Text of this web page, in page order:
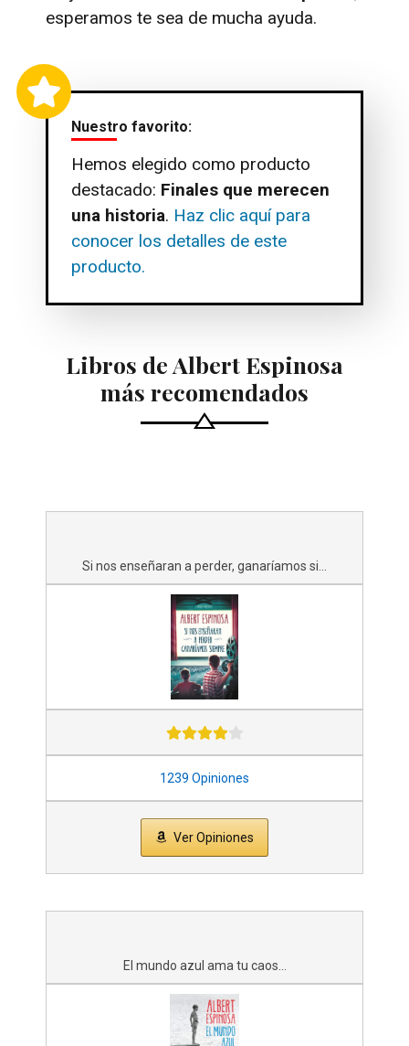
esperamos te sea de mucha ayuda.
Nuestro favorito:
Hemos elegido como producto
destacado: Finales que merecen
una historia. Haz clic aquí para
conocer los detalles de este
producto.
Libros de Albert Espinosa
más recomendados
Si nos enseñaran a perder, ganaríamos si...
1239 Opiniones
Ver Opiniones
El mundo azul ama tu caos...